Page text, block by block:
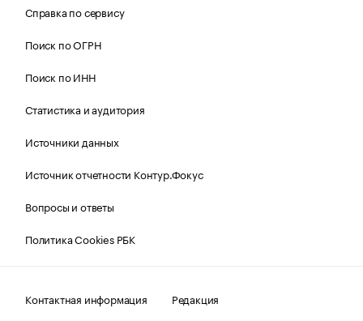
Справка по сервису
Поиск по ОГРН
Поиск по ИНН
Статистика и аудитория
Источники данных
Источник отчетности Контур.Фокус
Вопросы и ответы
Политика Cookies РБК
Контактная информация Редакция